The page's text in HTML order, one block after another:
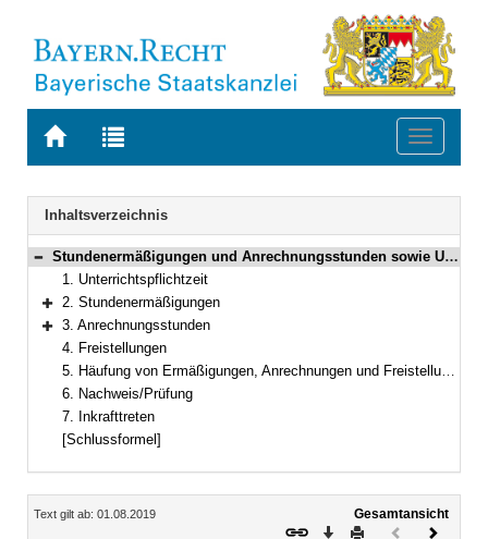
Zur
BAYERN.RECHT
Zur
letzten
Suche
Toggle
Navigation
Inhaltsverzeichnis
Bereich reduzieren
Stundenermäßigungen und Anrechnungsstunden sowie Unterrichtspflichtzeit an Förderschulen (einschließlich Schulvorbereitenden Einrichtungen) und an Schulen für Kranke
1. Unterrichtspflichtzeit
Bereich erweitern
2. Stundenermäßigungen
Bereich erweitern
3. Anrechnungsstunden
4. Freistellungen
5. Häufung von Ermäßigungen, Anrechnungen und Freistellungen
6. Nachweis/Prüfung
7. Inkrafttreten
[Schlussformel]
Inhalt
Text gilt ab: 01.08.2019
Gesamtansicht
Download
DruckenVorheriges